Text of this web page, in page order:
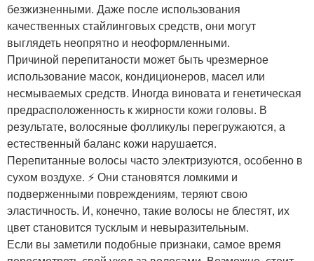
безжизненными. Даже после использования
качественных стайлинговых средств, они могут
выглядеть неопрятно и неоформленными.
Причиной перепитаности может быть чрезмерное
использование масок, кондиционеров, масел или
несмываемых средств. Иногда виновата и генетическая
предрасположенность к жирности кожи головы. В
результате, волосяные фолликулы перегружаются, а
естественный баланс кожи нарушается.
Перепитанные волосы часто электризуются, особенно в
сухом воздухе. ⚡️ Они становятся ломкими и
подверженными повреждениям, теряют свою
эластичность. И, конечно, такие волосы не блестят, их
цвет становится тусклым и невыразительным.
Если вы заметили подобные признаки, самое время